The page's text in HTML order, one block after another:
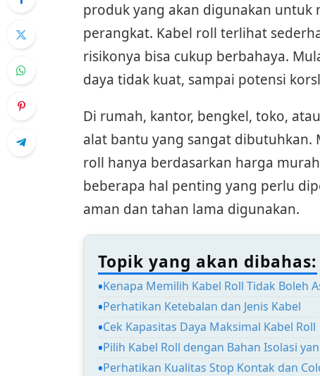
produk yang akan digunakan
perangkat. Kabel roll terlihat
risikonya bisa cukup berbahaya.
daya tidak kuat, sampai potensi
Di rumah, kantor, bengkel, toko,
alat bantu yang sangat dibutuhkan.
roll hanya berdasarkan harga
beberapa hal penting yang perlu
aman dan tahan lama digunakan.
Topik yang akan dibahas:
Kenapa Memilih Kabel Roll Tidak Boleh
Perhatikan Ketebalan dan Jenis Kabel
Cek Kapasitas Daya Maksimal Kabel Roll
Pilih Kabel Roll dengan Bahan Isolasi
Perhatikan Kualitas Stop Kontak dan